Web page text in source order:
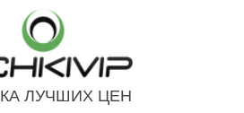
ЛУЧШИХ ЦЕН